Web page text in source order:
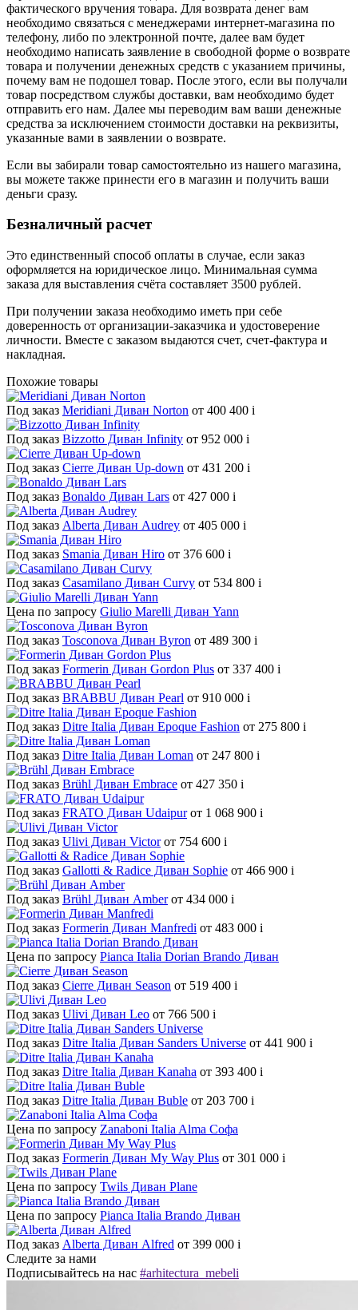
фактического вручения товара. Для возврата денег вам
необходимо связаться с менеджерами интернет-магазина по
телефону, либо по электронной почте, далее вам будет
необходимо написать заявление в свободной форме о возврате
товара и получении денежных средств с указанием причины,
почему вам не подошел товар. После этого, если вы получали
товар посредством службы доставки, вам необходимо будет
отправить его нам. Далее мы переводим вам ваши денежные
средства за исключением стоимости доставки на реквизиты,
указанные вами в заявлении о возврате.
Если вы забирали товар самостоятельно из нашего магазина,
вы можете также принести его в магазин и получить ваши
деньги сразу.
Безналичный расчет
Это единственный способ оплаты в случае, если заказ
оформляется на юридическое лицо. Минимальная сумма
заказа для выставления счёта составляет 3500 рублей.
При получении заказа необходимо иметь при себе
доверенность от организации-заказчика и удостоверение
личности. Вместе с заказом выдаются счет, счет-фактура и
накладная.
Похожие товары
Под заказ Meridiani Диван Norton от 400 400 i
Под заказ Bizzotto Диван Infinity от 952 000 i
Под заказ Cierre Диван Up-down от 431 200 i
Под заказ Bonaldo Диван Lars от 427 000 i
Под заказ Alberta Диван Audrey от 405 000 i
Под заказ Smania Диван Hiro от 376 600 i
Под заказ Casamilano Диван Curvy от 534 800 i
Цена по запросу Giulio Marelli Диван Yann
Под заказ Tosconova Диван Byron от 489 300 i
Под заказ Formerin Диван Gordon Plus от 337 400 i
Под заказ BRABBU Диван Pearl от 910 000 i
Под заказ Ditre Italia Диван Epoque Fashion от 275 800 i
Под заказ Ditre Italia Диван Loman от 247 800 i
Под заказ Brühl Диван Embrace от 427 350 i
Под заказ FRATO Диван Udaipur от 1 068 900 i
Под заказ Ulivi Диван Victor от 754 600 i
Под заказ Gallotti & Radice Диван Sophie от 466 900 i
Под заказ Brühl Диван Amber от 434 000 i
Под заказ Formerin Диван Manfredi от 483 000 i
Цена по запросу Pianca Italia Dorian Brando Диван
Под заказ Cierre Диван Season от 519 400 i
Под заказ Ulivi Диван Leo от 766 500 i
Под заказ Ditre Italia Диван Sanders Universe от 441 900 i
Под заказ Ditre Italia Диван Kanaha от 393 400 i
Под заказ Ditre Italia Диван Buble от 203 700 i
Цена по запросу Zanaboni Italia Alma Софа
Под заказ Formerin Диван My Way Plus от 301 000 i
Цена по запросу Twils Диван Plane
Цена по запросу Pianca Italia Brando Диван
Под заказ Alberta Диван Alfred от 399 000 i
Следите за нами
Подписывайтесь на нас #arhitectura_mebeli